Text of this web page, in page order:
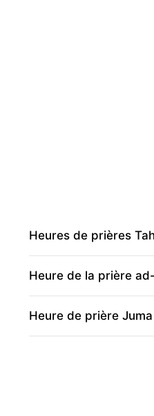
Heures de prières
Heure de la prière
Heure de prière